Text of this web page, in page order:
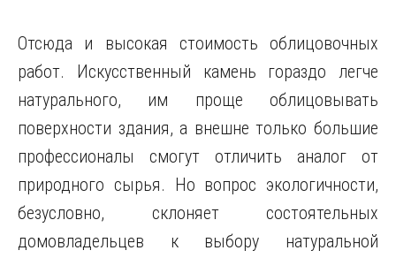
Отсюда и высокая стоимость облицовочных
работ. Искусственный камень гораздо легче
натурального, им проще облицовывать
поверхности здания, а внешне только большие
профессионалы смогут отличить аналог от
природного сырья. Но вопрос экологичности,
безусловно, склоняет состоятельных
домовладельцев к выбору натуральной